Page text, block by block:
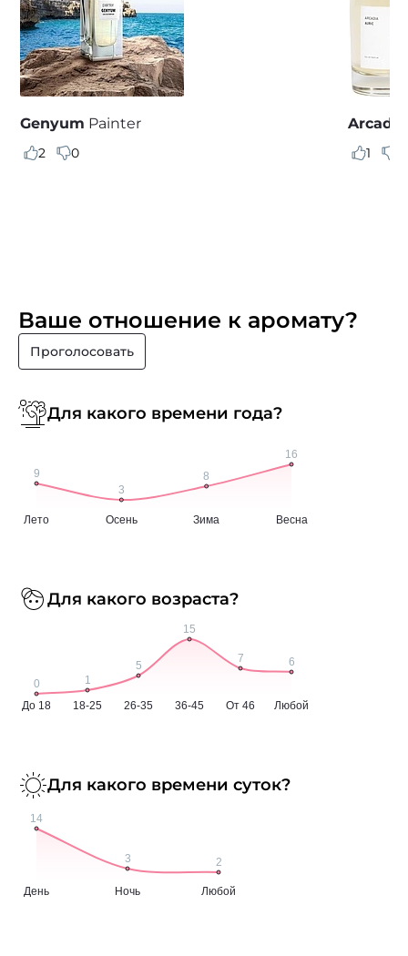
Genyum Painter
2 0
Arcadia
1
Ваше отношение к аромату?
Проголосовать
Для какого времени года?
Для какого возраста?
Для какого времени суток?